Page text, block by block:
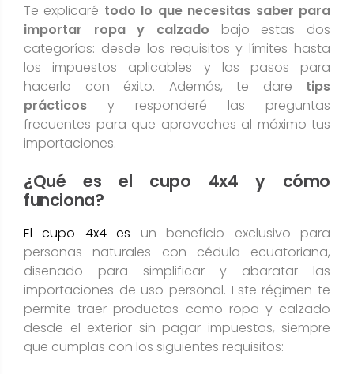
Te explicaré todo lo que necesitas saber para
importar ropa y calzado bajo estas dos
categorías: desde los requisitos y límites hasta
los impuestos aplicables y los pasos para
hacerlo con éxito. Además, te dare tips
prácticos y responderé las preguntas
frecuentes para que aproveches al máximo tus
importaciones.
¿Qué es el cupo 4x4 y cómo
funciona?
El cupo 4x4 es un beneficio exclusivo para
personas naturales con cédula ecuatoriana,
diseñado para simplificar y abaratar las
importaciones de uso personal. Este régimen te
permite traer productos como ropa y calzado
desde el exterior sin pagar impuestos, siempre
que cumplas con los siguientes requisitos: